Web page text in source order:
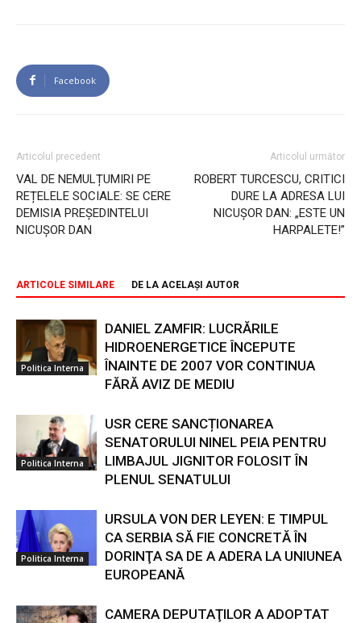
Facebook
Articolul precedent
VAL DE NEMULȚUMIRI PE
REȚELELE SOCIALE: SE CERE
DEMISIA PREȘEDINTELUI
NICUȘOR DAN
Articolul următor
ROBERT TURCESCU, CRITICI
DURE LA ADRESA LUI
NICUȘOR DAN: „ESTE UN
HARPALETE!”
ARTICOLE SIMILARE DE LA ACELAȘI AUTOR
Politica Interna
DANIEL ZAMFIR: LUCRĂRILE
HIDROENERGETICE ÎNCEPUTE
ÎNAINTE DE 2007 VOR CONTINUA
FĂRĂ AVIZ DE MEDIU
Politica Interna
USR CERE SANCȚIONAREA
SENATORULUI NINEL PEIA PENTRU
LIMBAJUL JIGNITOR FOLOSIT ÎN
PLENUL SENATULUI
Politica Interna
URSULA VON DER LEYEN: E TIMPUL
CA SERBIA SĂ FIE CONCRETĂ ÎN
DORINŢA SA DE A ADERA LA UNIUNEA
EUROPEANĂ
CAMERA DEPUTAŢILOR A ADOPTAT